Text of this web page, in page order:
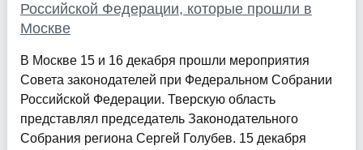
Российской Федерации, которые прошли в
Москве
В Москве 15 и 16 декабря прошли мероприятия
Совета законодателей при Федеральном Собрании
Российской Федерации. Тверскую область
представлял председатель Законодательного
Собрания региона Сергей Голубев. 15 декабря